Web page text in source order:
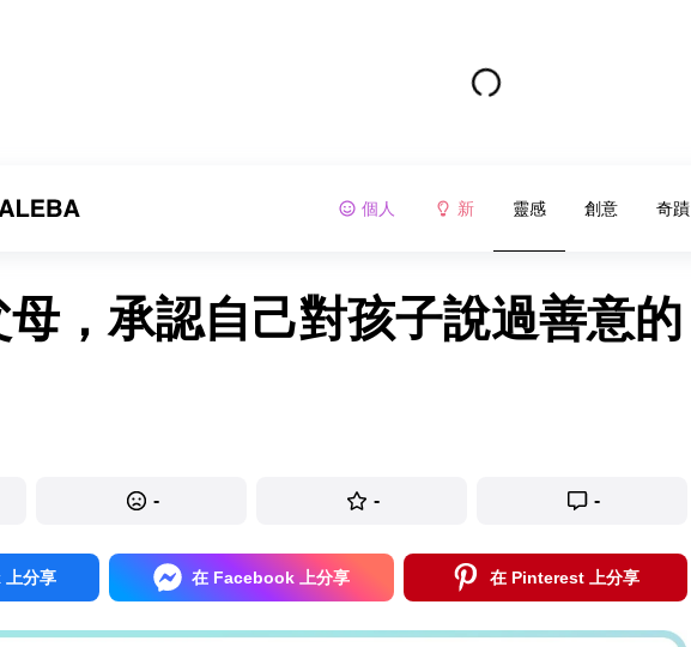
個人 新 靈感 創意 奇蹟
，承認自己對孩子說過善意的
- - -
分享 在 Facebook 上分享 在 Pinterest 上分享